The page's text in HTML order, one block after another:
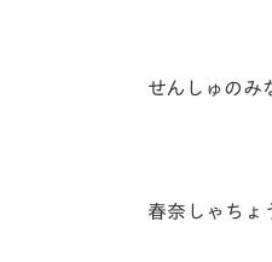
せんしゅのみ
春奈しゃちょ